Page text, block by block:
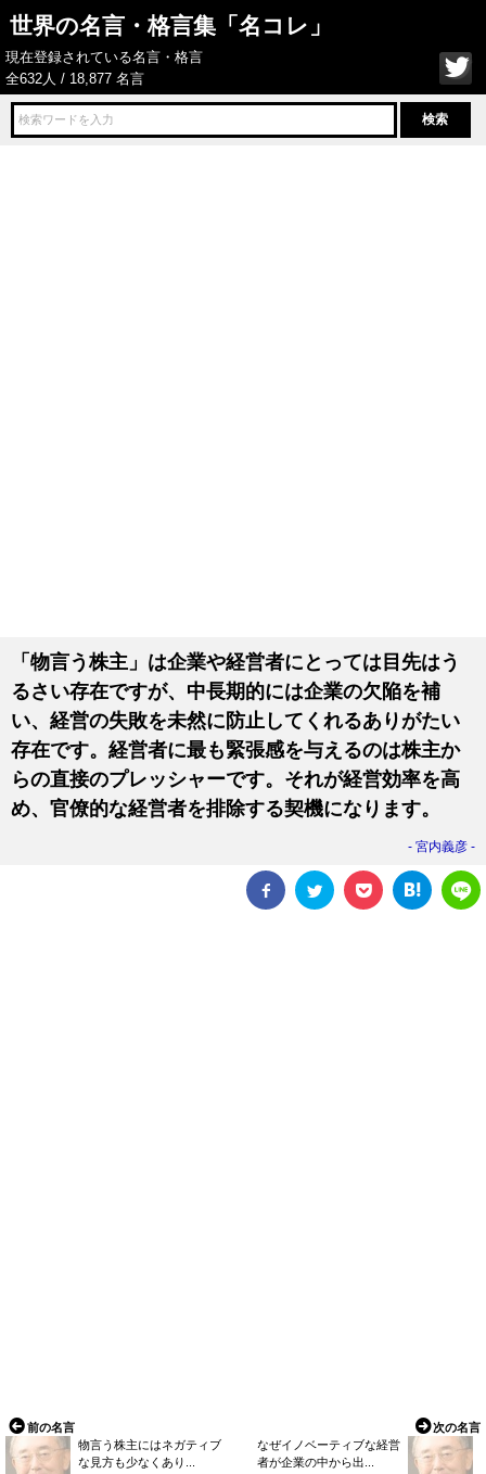
世界の名言・格言集「名コレ」
現在登録されている名言・格言
全632人 / 18,877 名言
「物言う株主」は企業や経営者にとっては目先はう
るさい存在ですが、中長期的には企業の欠陥を補
い、経営の失敗を未然に防止してくれるありがたい
存在です。経営者に最も緊張感を与えるのは株主か
らの直接のプレッシャーです。それが経営効率を高
め、官僚的な経営者を排除する契機になります。
宮内義彦
前の名言
物言う株主にはネガティブ
な見方も少なくあり...
次の名言
なぜイノベーティブな経営
者が企業の中から出...